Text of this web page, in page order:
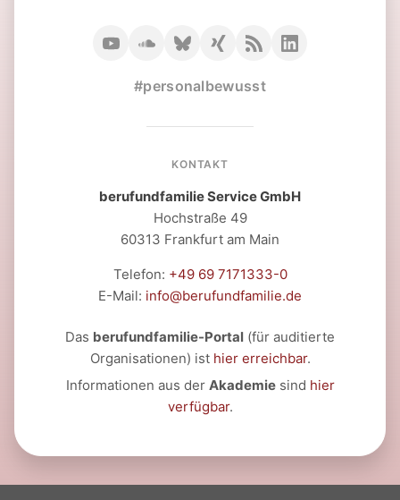
#personalbewusst
KONTAKT
berufundfamilie Service GmbH
Hochstraße 49
60313 Frankfurt am Main
Telefon: +49 69 7171333-0
E-Mail: info@berufundfamilie.de
Das berufundfamilie-Portal (für auditierte
Organisationen) ist hier erreichbar.
Informationen aus der Akademiesind hier
verfügbar.